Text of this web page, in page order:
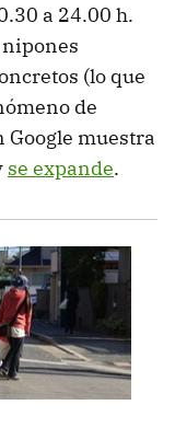
a 24.00 h.
(lo que
de
Google muestra
se expande.